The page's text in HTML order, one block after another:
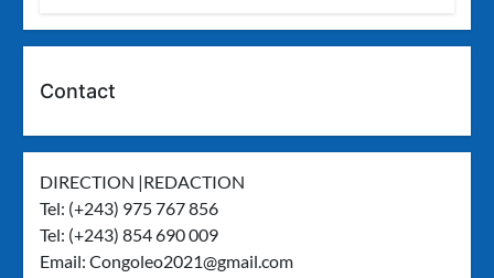
Contact
DIRECTION |REDACTION
Tel: (+243) 975 767 856
Tel: (+243) 854 690 009
Email:Congoleo2021@gmail.com